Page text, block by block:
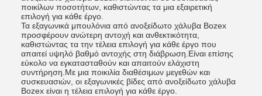
ποικίλων ποσοτήτων, καθιστώντας τα μια εξαιρετική
επιλογή για κάθε έργο.
Τα εξαγωνικά μπουλόνια από ανοξείδωτο χάλυβα Bozex
προσφέρουν ανώτερη αντοχή και ανθεκτικότητα,
καθιστώντας τα την τέλεια επιλογή για κάθε έργο που
απαιτεί υψηλό βαθμό αντοχής στη διάβρωση.Είναι επίσης
εύκολο να εγκατασταθούν και απαιτούν ελάχιστη
συντήρηση.Με μια ποικιλία διαθέσιμων μεγεθών και
συσκευασιών, οι εξαγωνικές βίδες από ανοξείδωτο χάλυβα
Bozex είναι η τέλεια επιλογή για κάθε έργο.